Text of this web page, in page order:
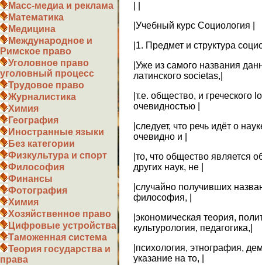
Масс-медиа и реклама
Математика
Медицина
Международное и
Римское право
Уголовное право
уголовный процесс
Трудовое право
Журналистика
Химия
География
Иностранные языки
Без категории
Физкультура и спорт
Философия
Финансы
Фотография
Химия
Хозяйственное право
Цифровые устройства
Таможенная система
Теория государства и
права
|Учебный курс Социология |
|1. Предмет и структура
|Уже из самого названия
латинского societas,|
|т.е. общество, и греческого
очевидностью |
|следует, что речь идёт о
очевидно и |
|то, что общество является
других наук, не |
|случайно получивших
философия, |
|экономическая теория,
культурология, педагогика,|
|психология, этнография,
указание на то, |